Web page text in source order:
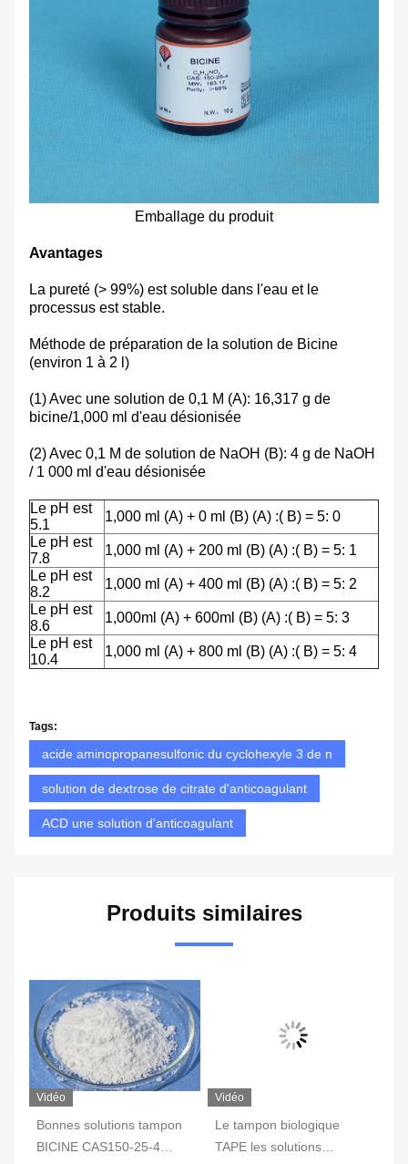
Emballage du produit
Avantages
La pureté (> 99%) est soluble dans l'eau et le
processus est stable.
Méthode de préparation de la solution de Bicine
(environ 1 à 2 l)
(1) Avec une solution de 0,1 M (A): 16,317 g de
bicine/1,000 ml d'eau désionisée
(2) Avec 0,1 M de solution de NaOH (B): 4 g de NaOH
/ 1 000 ml d'eau désionisée
Le pH est
5.1
1,000 ml (A) + 0 ml (B) (A) :( B) = 5: 0
Le pH est
7.8
1,000 ml (A) + 200 ml (B) (A) :( B) = 5: 1
Le pH est
8.2
1,000 ml (A) + 400 ml (B) (A) :( B) = 5: 2
Le pH est
8.6
1,000ml (A) + 600ml (B) (A) :( B) = 5: 3
Le pH est
10.4
1,000 ml (A) + 800 ml (B) (A) :( B) = 5: 4
Tags:
acide aminopropanesulfonic du cyclohexyle 3 de n
solution de dextrose de citrate d'anticoagulant
ACD une solution d'anticoagulant
Produits similaires
Vidéo
Bonnes solutions tampon
BICINE CAS150-25-4
Vidéo
Le tampon biologique
TAPE les solutions